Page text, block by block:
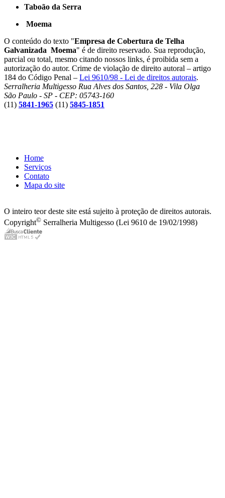
Taboão da Serra
Moema
O conteúdo do texto "Empresa de Cobertura de Telha
Galvanizada Moema" é de direito reservado. Sua reprodução,
parcial ou total, mesmo citando nossos links, é proibida sem a
autorização do autor. Crime de violação de direito autoral – artigo
184 do Código Penal – Lei 9610/98 - Lei de direitos autorais.
Serralheria Multigesso Rua Alves dos Santos, 228 - Vila Olga
São Paulo - SP - CEP: 05743-160
(11) 5841-1965 (11) 5845-1851
Home
Serviços
Contato
Mapa do site
O inteiro teor deste site está sujeito à proteção de direitos autorais.
Copyright© Serralheria Multigesso (Lei 9610 de 19/02/1998)